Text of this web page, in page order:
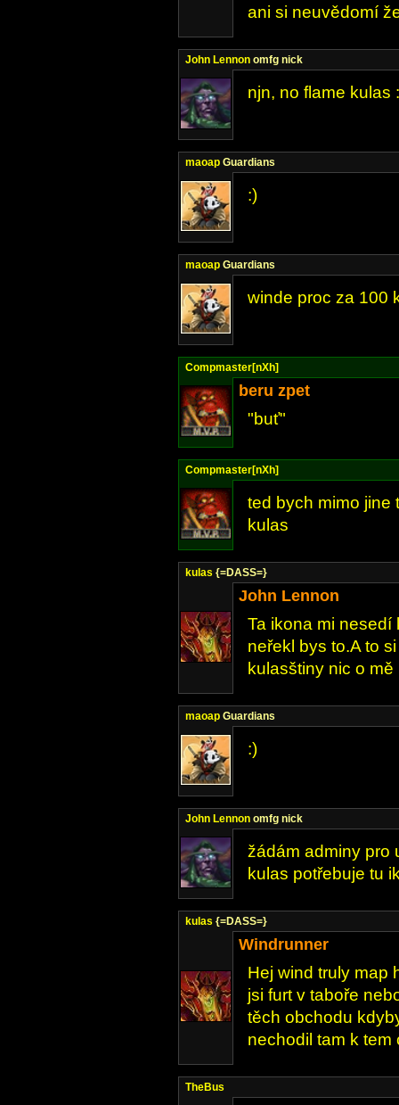
ani si neuvědomí
John Lennon omfg nick
njn, no flame kulas
maoap Guardians
:)
maoap Guardians
winde proc za 100
Compmaster[nXh]
beru zpet
"buť"
Compmaster[nXh]
ted bych mimo jine
kulas
kulas {=DASS=}
John Lennon
Ta ikona mi nesedí
neřekl bys to.A to
kulasštiny nic o
maoap Guardians
:)
John Lennon omfg nick
žádám adminy pro
kulas potřebuje tu
kulas {=DASS=}
Windrunner
Hej wind truly map
jsi furt v taboře
těch obchodu
nechodil tam k
TheBus